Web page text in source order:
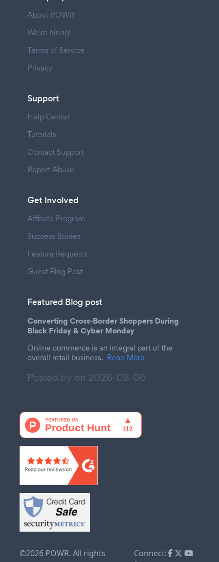
About POWR
We're hiring!
Terms of Service
Privacy
Support
Help Center
Tutorials
Contact Support
Report Abuse
Get Involved
Affiliate Program
Success Stories
Feature Requests
Guest Blog Post
Featured Blog post
Converting Cross-Border Shoppers During
Black Friday & Cyber Monday
Online commerce is an integral part of the
overall retail business. Read More
Posted by on 2026-08-06
©2026 POWR. All rights
Connect: